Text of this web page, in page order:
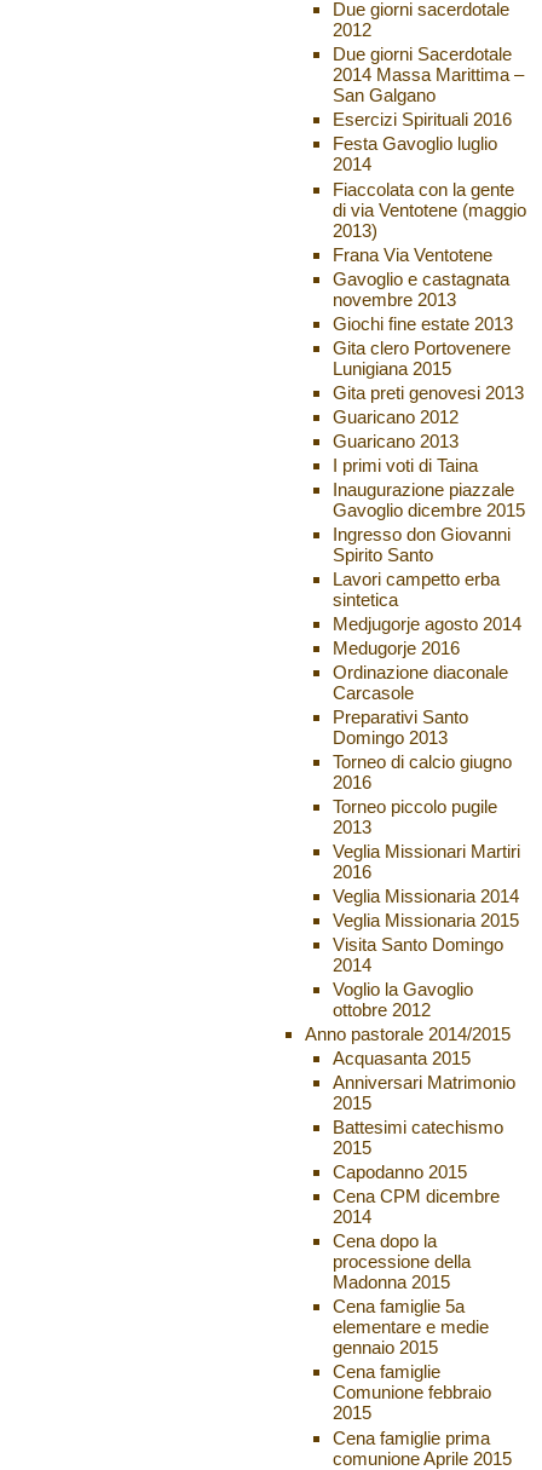
Due giorni sacerdotale
2012
Due giorni Sacerdotale
2014 Massa Marittima –
San Galgano
Esercizi Spirituali 2016
Festa Gavoglio luglio
2014
Fiaccolata con la gente
di via Ventotene (maggio
2013)
Frana Via Ventotene
Gavoglio e castagnata
novembre 2013
Giochi fine estate 2013
Gita clero Portovenere
Lunigiana 2015
Gita preti genovesi 2013
Guaricano 2012
Guaricano 2013
I primi voti di Taina
Inaugurazione piazzale
Gavoglio dicembre 2015
Ingresso don Giovanni
Spirito Santo
Lavori campetto erba
sintetica
Medjugorje agosto 2014
Medugorje 2016
Ordinazione diaconale
Carcasole
Preparativi Santo
Domingo 2013
Torneo di calcio giugno
2016
Torneo piccolo pugile
2013
Veglia Missionari Martiri
2016
Veglia Missionaria 2014
Veglia Missionaria 2015
Visita Santo Domingo
2014
Voglio la Gavoglio
ottobre 2012
Anno pastorale 2014/2015
Acquasanta 2015
Anniversari Matrimonio
2015
Battesimi catechismo
2015
Capodanno 2015
Cena CPM dicembre
2014
Cena dopo la
processione della
Madonna 2015
Cena famiglie 5a
elementare e medie
gennaio 2015
Cena famiglie
Comunione febbraio
2015
Cena famiglie prima
comunione Aprile 2015